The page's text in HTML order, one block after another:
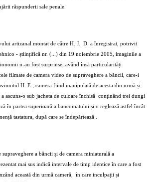
răspunderii sale penale.
artizanal montat de către H. J.
D. a înregistrat, potrivit
- științifică nr. (...) din 19 noiembrie 2005, imaginile a
n-au fost surprinse, având însă particularități
filmate de camera video de supraveghere a băncii, care-i
H. E., camera fiind manipulată de acesta din urmă și
ascuns-o sub jacheta de culoare închisă conținând trei dungi
în partea superioară a bancomatului și o reglează astfel încât
tastatura, după care se îndepărtează .
supraveghere a băncii și de camera miniaturală a
mai sus indică intervale de timp identice în care a fost
această din urmă cameră,
în care inculpații și